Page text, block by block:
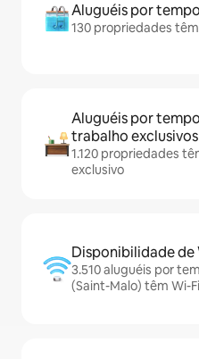
Aluguéis por
130 propriedades
Aluguéis por
trabalho exclusivos
1.120 propriedades
exclusivo
Disponibilidade de
3.510 aluguéis por
(Saint-Malo) têm Wi-Fi